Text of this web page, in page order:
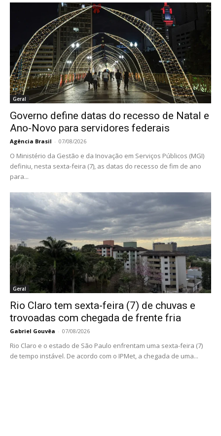
Geral
Governo define datas do recesso de Natal e
Ano-Novo para servidores federais
Agência Brasil - 07/08/2026
O Ministério da Gestão e da Inovação em Serviços Públicos (MGI)
definiu, nesta sexta-feira (7), as datas do recesso de fim de ano
para...
Geral
Rio Claro tem sexta-feira (7) de chuvas e
trovoadas com chegada de frente fria
Gabriel Gouvêa - 07/08/2026
Rio Claro e o estado de São Paulo enfrentam uma sexta-feira (7)
de tempo instável. De acordo com o IPMet, a chegada de uma...